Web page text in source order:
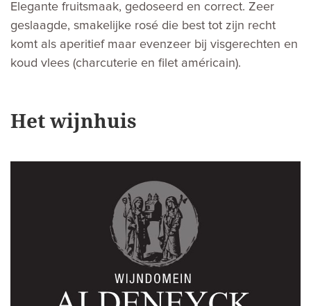
Elegante fruitsmaak, gedoseerd en correct. Zeer
geslaagde, smakelijke rosé die best tot zijn recht
komt als aperitief maar evenzeer bij visgerechten en
koud vlees (charcuterie en filet américain).
Het wijnhuis